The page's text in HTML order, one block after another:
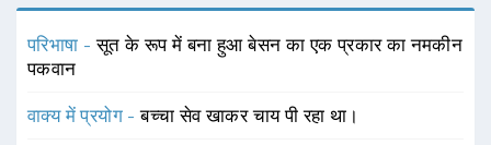
परिभाषा -सूत के रूप में बना हुआ बेसन का एक प्रकार का नमकीन
पकवान
वाक्य में प्रयोग -बच्चा सेव खाकर चाय पी रहा था।